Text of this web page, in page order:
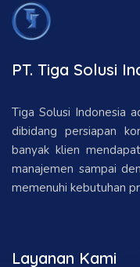
PT. Tiga Solusi
Tiga Solusi Indonesia
dibidang persiapan
banyak klien
manajemen sampai
memenuhi kebutuhan
Layanan Kami